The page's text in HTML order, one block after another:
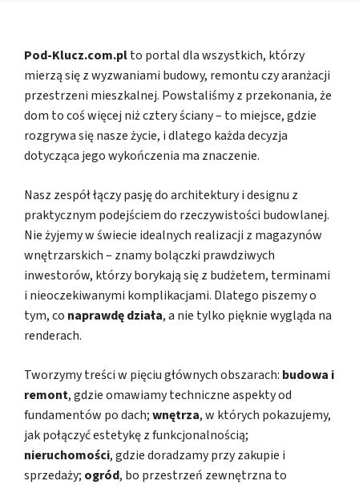
Pod-Klucz.com.plto portal dla wszystkich, którzy
mierzą się z wyzwaniami budowy, remontu czy aranżacji
przestrzeni mieszkalnej. Powstaliśmy z przekonania, że
dom to coś więcej niż cztery ściany – to miejsce, gdzie
rozgrywa się nasze życie, i dlatego każda decyzja
dotycząca jego wykończenia ma znaczenie.
Nasz zespół łączy pasję do architektury i designu z
praktycznym podejściem do rzeczywistości budowlanej.
Nie żyjemy w świecie idealnych realizacji z magazynów
wnętrzarskich – znamy bolączki prawdziwych
inwestorów, którzy borykają się z budżetem, terminami
i nieoczekiwanymi komplikacjami. Dlatego piszemy o
tym, co naprawdę działa, a nie tylko pięknie wygląda na
renderach.
Tworzymy treści w pięciu głównych obszarach: budowa i
remont, gdzie omawiamy techniczne aspekty od
fundamentów po dach;wnętrza, w których pokazujemy,
jak połączyć estetykę z funkcjonalnością;
nieruchomości, gdzie doradzamy przy zakupie i
sprzedaży; ogród, bo przestrzeń zewnętrzna to